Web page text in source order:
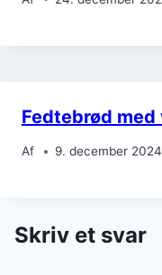
Fedtebrød
Af 9. december 2024
Skriv et svar